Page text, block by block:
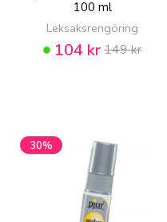
100 ml
Leksaksrengöring
104 kr149 kr
30%